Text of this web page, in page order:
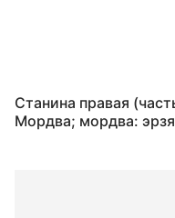
Станина правая
Мордва; мордва: эрзя